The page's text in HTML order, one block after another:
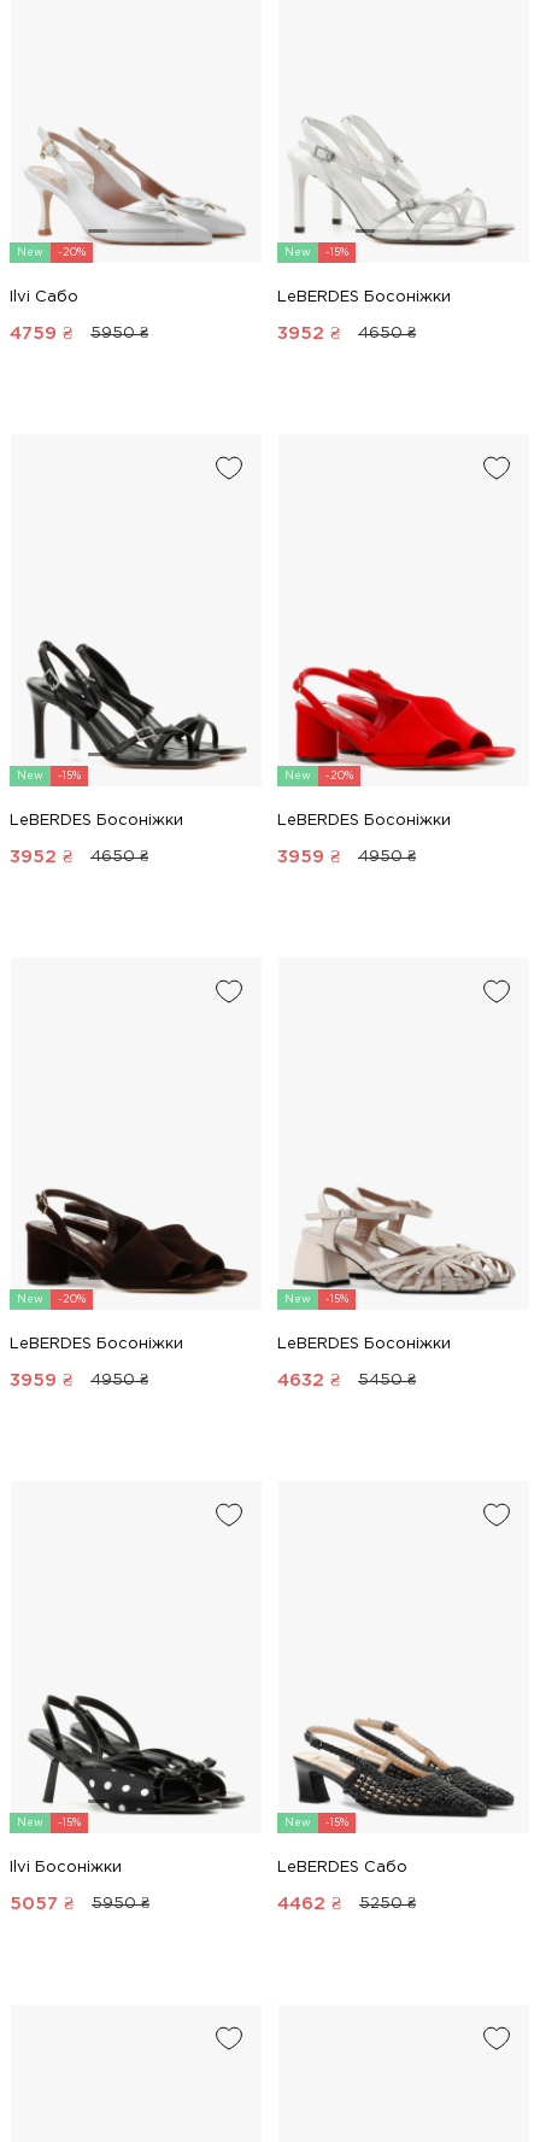
New -20%
Ilvi Сабо
4759 ₴ 5950 ₴
New -15%
LeBERDES Босоніжки
3952 ₴ 4650 ₴
New -15%
LeBERDES Босоніжки
3952 ₴ 4650 ₴
New -20%
LeBERDES Босоніжки
3959 ₴ 4950 ₴
New -20%
LeBERDES Босоніжки
3959 ₴ 4950 ₴
New -15%
LeBERDES Босоніжки
4632 ₴ 5450 ₴
New -15%
Ilvi Босоніжки
5057 ₴ 5950 ₴
New -15%
LeBERDES Сабо
4462 ₴ 5250 ₴